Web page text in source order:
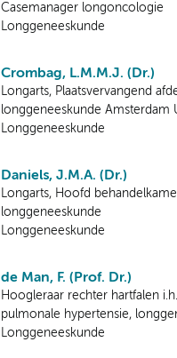
Casemanager longoncologie
Longgeneeskunde
Crombag, L.M.M.J. (Dr.)
Longarts, Plaatsvervangend
longgeneeskunde Amsterdam
Longgeneeskunde
Daniels, J.M.A. (Dr.)
Longarts, Hoofd
longgeneeskunde
Longgeneeskunde
de Man, F. (Prof. Dr.)
Hoogleraar rechter hartfalen
pulmonale hypertensie,
Longgeneeskunde